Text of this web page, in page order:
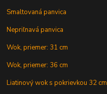
Smaltovaná panvica
Nepriľnavá panvica
Wok, priemer: 31 cm
Wok, priemer: 36 cm
Liatinový wok s pokrievkou 32 cm